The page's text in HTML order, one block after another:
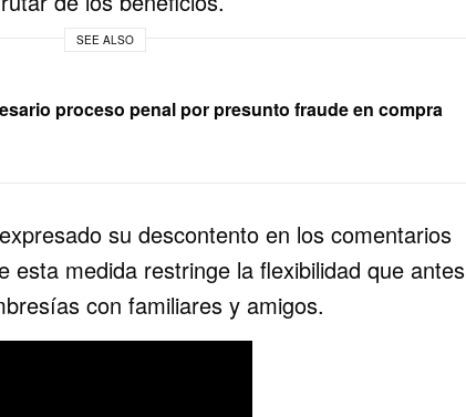
SEE ALSO
proceso penal por presunto fraude en compra
su descontento en los comentarios
esta medida restringe la flexibilidad que antes
con familiares y amigos.